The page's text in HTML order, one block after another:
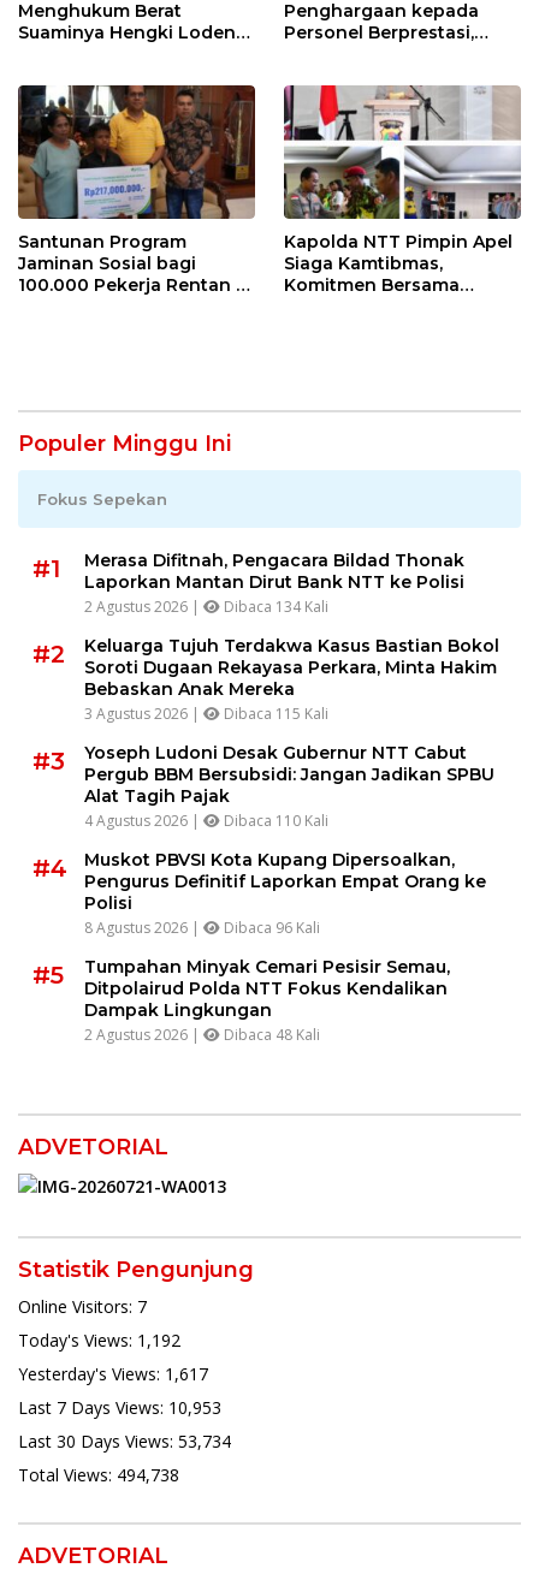
Menghukum Berat
Suaminya Hengki Loden
Penghargaan kepada
Personel Berprestasi,
Integritas
Santunan Program
Jaminan Sosial bagi
100.000 Pekerja Rentan di
Kapolda NTT Pimpin Apel
Siaga Kamtibmas,
Komitmen Bersama
Populer Minggu Ini
Fokus Sepekan
#1
Merasa Difitnah, Pengacara Bildad Thonak
Laporkan Mantan Dirut Bank NTT ke Polisi
2 Agustus 2026 | Dibaca 134 Kali
#2
Keluarga Tujuh Terdakwa Kasus Bastian Bokol
Soroti Dugaan Rekayasa Perkara, Minta Hakim
Bebaskan Anak Mereka
3 Agustus 2026 | Dibaca 115 Kali
#3
Yoseph Ludoni Desak Gubernur NTT Cabut
Pergub BBM Bersubsidi: Jangan Jadikan SPBU
Alat Tagih Pajak
4 Agustus 2026 | Dibaca 110 Kali
#4
Muskot PBVSI Kota Kupang Dipersoalkan,
Pengurus Definitif Laporkan Empat Orang ke
Polisi
8 Agustus 2026 | Dibaca 96 Kali
#5
Tumpahan Minyak Cemari Pesisir Semau,
Ditpolairud Polda NTT Fokus Kendalikan
Dampak Lingkungan
2 Agustus 2026 | Dibaca 48 Kali
ADVETORIAL
Statistik Pengunjung
Online Visitors: 7
Today's Views: 1,192
Yesterday's Views: 1,617
Last 7 Days Views: 10,953
Last 30 Days Views: 53,734
Total Views: 494,738
ADVETORIAL